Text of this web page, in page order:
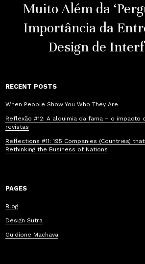
Muito Além da
Importância da
Design de
RECENT POSTS
When People Show You Who They Are
Reflexão #12: A alquimia da fama – o impacto
revistas
Reflections #11: 195 Companies (Countries)
Rethinking the Business of Nations
PAGES
Blog
Design Sutra
Guidione Machava